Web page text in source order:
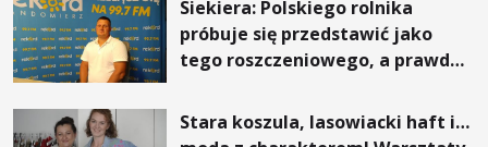
Siekiera: Polskiego rolnika
próbuje się przedstawić jako
tego roszczeniowego, a prawda
Stara koszula, lasowiacki haft i…